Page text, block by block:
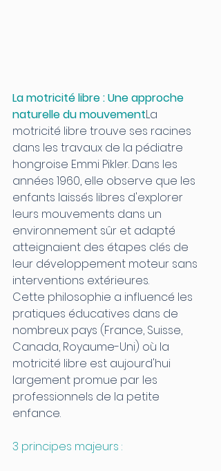
La motricité libre : Une approche
naturelle du mouvementLa
motricité libre trouve ses racines
dans les travaux de la pédiatre
hongroise Emmi Pikler. Dans les
années 1960, elle observe que les
enfants laissés libres d'explorer
leurs mouvements dans un
environnement sûr et adapté
atteignaient des étapes clés de
leur développement moteur sans
interventions extérieures.
Cette philosophie a influencé les
pratiques éducatives dans de
nombreux pays (France, Suisse,
Canada, Royaume-Uni) où la
motricité libre est aujourd'hui
largement promue par les
professionnels de la petite
enfance.
3 principes majeurs :